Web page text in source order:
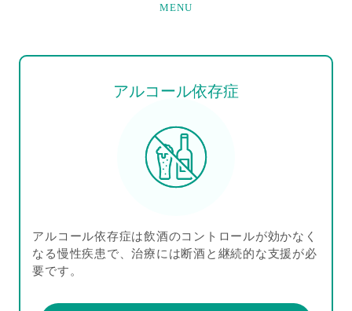
MENU
アルコール依存症
アルコール依存症は飲酒のコントロールが効かなく
なる慢性疾患で、治療には断酒と継続的な支援が必
要です。